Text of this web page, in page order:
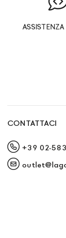
CONTATTACI
+39 02-